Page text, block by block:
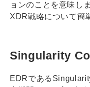
ョンのことを意味し
XDR戦略について簡
Singularity
EDRである